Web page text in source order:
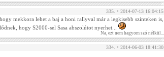
335. • 2014-07-13 16:04:15
mekkora lehet a baj a honi rallyval már a legkisebb szinteken is,
hogy S2000-sel Sasa abszolútot nyerhet...
Na, ezt nem hagyom szó nélkül...
334. • 2014-06-03 18:41:30